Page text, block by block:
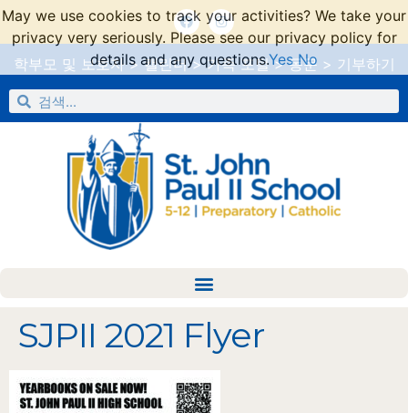
학부모 및 보호자>캘린더>가족 포털>동문 > 기부하기
SJPII 2021 Flyer
May we use cookies to track your activities? We take your
privacy very seriously. Please see our privacy policy for
details and any questions.Yes No